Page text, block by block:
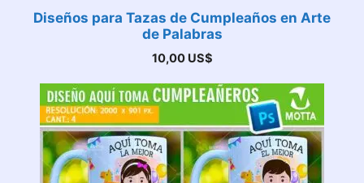
Diseños para Tazas de Cumpleaños en Arte
de Palabras
10,00 US$